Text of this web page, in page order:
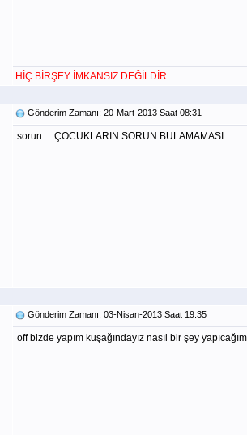
HİÇ BİRŞEY İMKANSIZ DEĞİLDİR
Gönderim Zamanı: 20-Mart-2013 Saat 08:31
sorun:::: ÇOCUKLARIN SORUN BULAMAMASI
Gönderim Zamanı: 03-Nisan-2013 Saat 19:35
off bizde yapım kuşağındayız nasıl bir şey